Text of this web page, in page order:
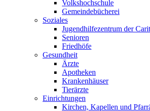
Volkshochschule
Gemeindebücherei
Soziales
Jugendhilfezentrum der
Senioren
Friedhöfe
Gesundheit
Ärzte
Apotheken
Krankenhäuser
Tierärzte
Einrichtungen
Kirchen, Kapellen und